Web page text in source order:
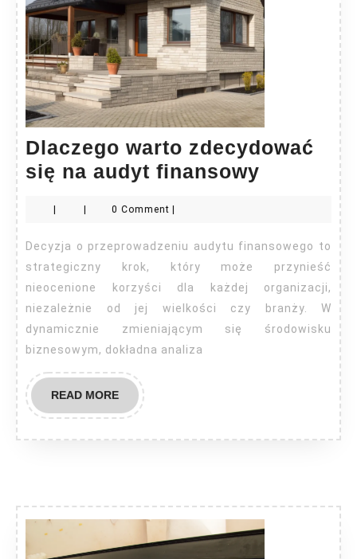
Dlaczego warto zdecydować
się na audyt finansowy Dlaczego
się
na
audyt
0 Comment
Decyzja o przeprowadzeniu audytu finansowego to
strategiczny krok, który może przynieść
nieocenione korzyści dla każdej organizacji,
niezależnie od jej wielkości czy branży. W
dynamicznie zmieniającym się środowisku
biznesowym, dokładna analiza
READ MOREREAD
MORE